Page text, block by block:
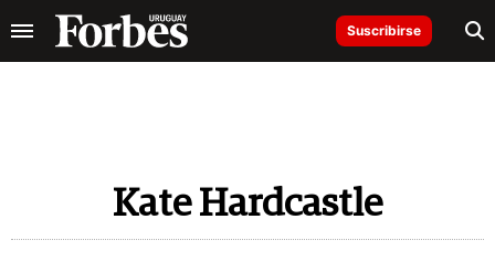
Suscribirse
Kate Hardcastle